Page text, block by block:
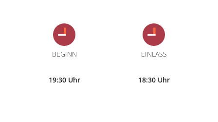
BEGINN
19:30 Uhr
EINLASS
18:30 Uhr